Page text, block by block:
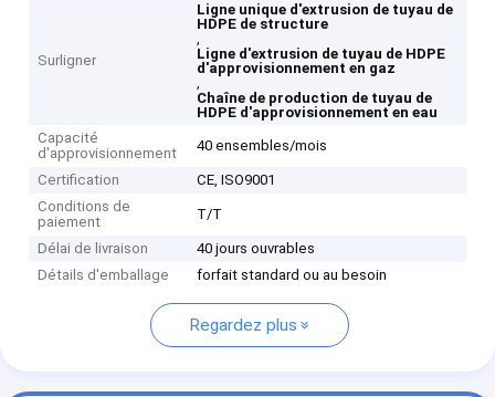
Surligner
Ligne unique d'extrusion de tuyau de
HDPE de structure
,
Ligne d'extrusion de tuyau de HDPE
d'approvisionnement en gaz
,
Chaîne de production de tuyau de
HDPE d'approvisionnement en eau
Capacité
d'approvisionnement
40 ensembles/mois
Certification
CE, ISO9001
Conditions de
paiement
T/T
Délai de livraison
40 jours ouvrables
Détails d'emballage
forfait standard ou au besoin
Regardez plus